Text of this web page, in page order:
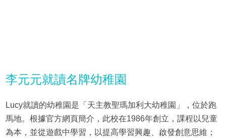
李元元就讀名牌幼稚園
Lucy就讀的幼稚園是「天主教聖瑪加利大幼稚園」，位於跑
馬地。根據官方網頁簡介，此校在1986年創立，課程以兒童
為本，並從遊戲中學習，以提高學習興趣、啟發創意思維；